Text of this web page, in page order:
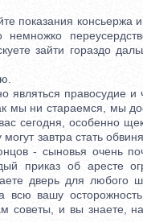
показания консьержа
зайти гораздо
правосудие и
мы ни стараемся, мы
сегодня, особенно
завтра стать
- сыновья очень
приказ об аресте
дверь для любого
всю вашу
советы, и вы знаете,